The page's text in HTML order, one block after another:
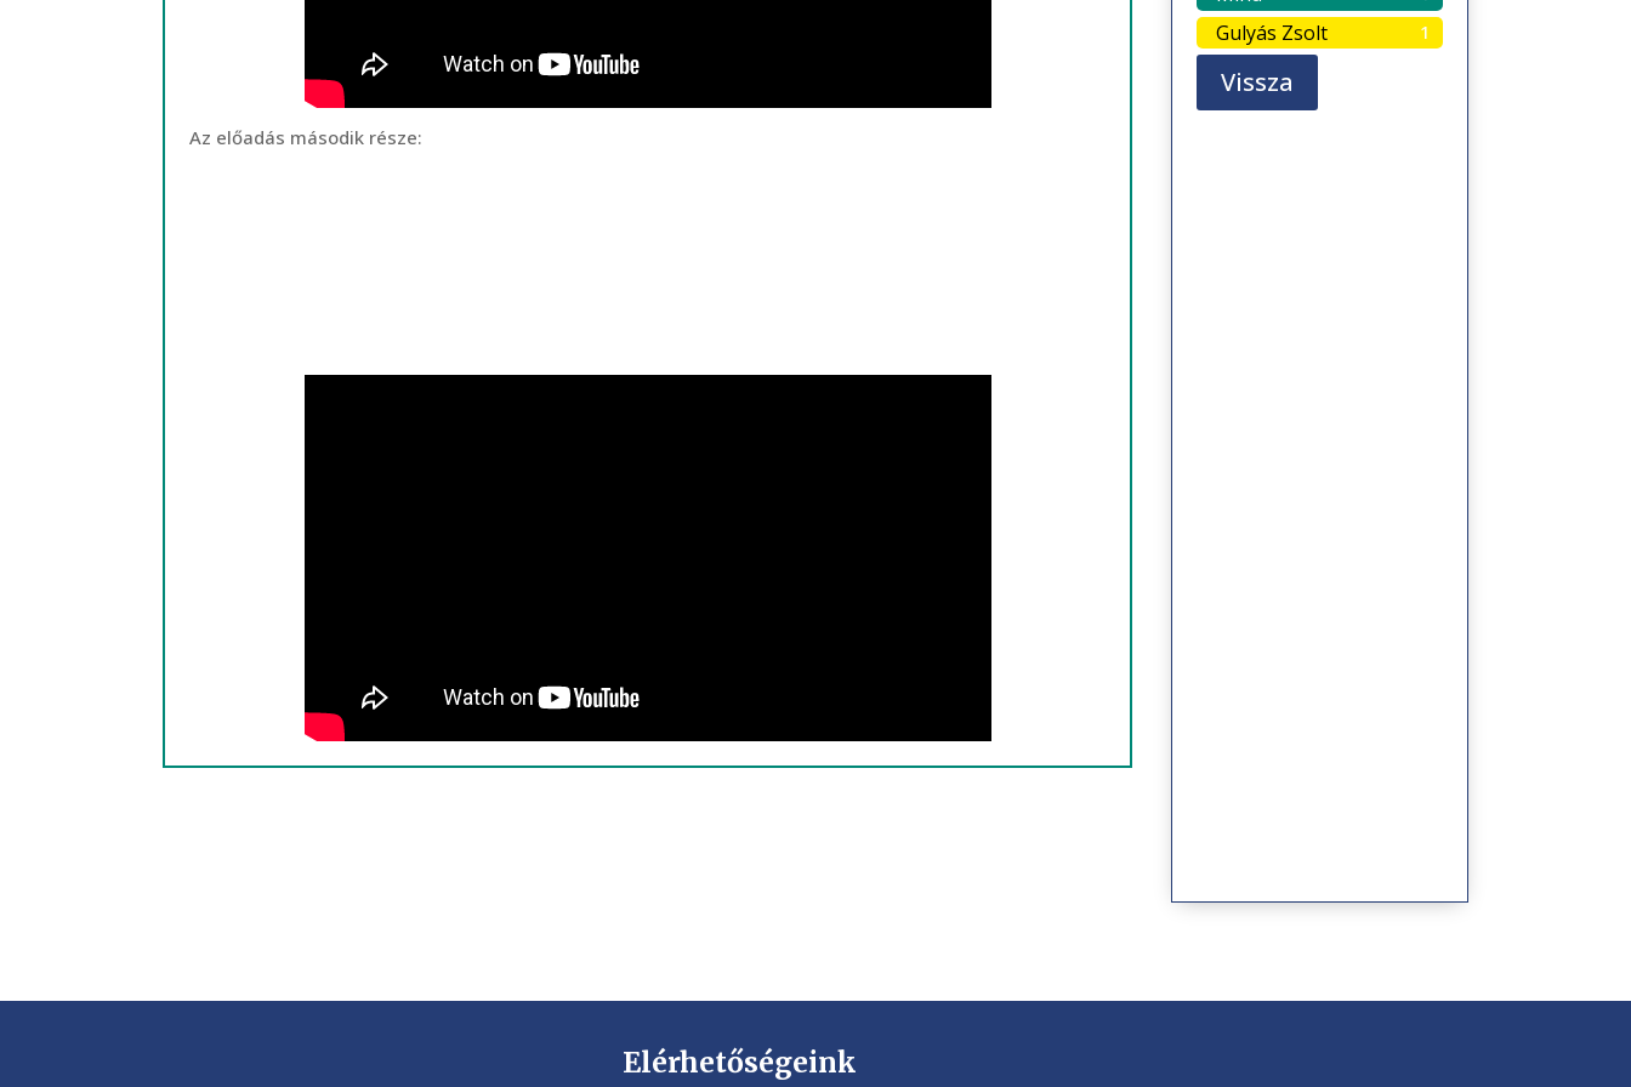
Az előadás második része:
Gulyás Zsolt 1
Vissza
Elérhetőségeink